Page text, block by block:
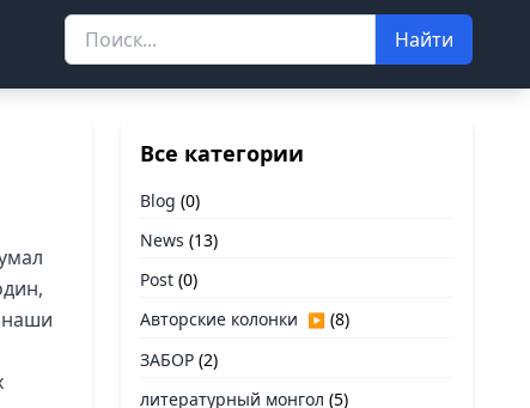
Найти
наши
Все категории
Blog (0)
News (13)
Post (0)
Авторские колонки ▶ (8)
ЗАБОР (2)
литературный монгол (5)